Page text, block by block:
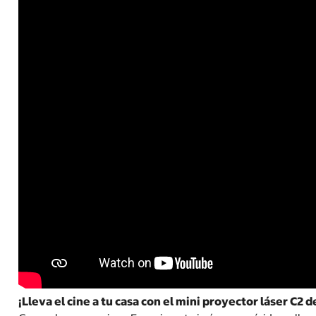
¡Lleva el cine a tu casa con el mini proyector láser C2